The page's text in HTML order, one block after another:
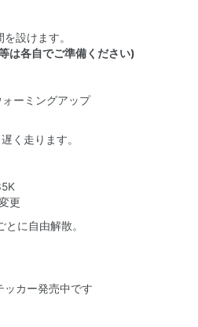
設けます。
は各自でご準備ください)
ーミングアップ
く走ります。
更
に自由解散。
ッカー発売中です